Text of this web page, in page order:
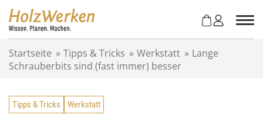
Startseite » Tipps & Tricks » Werkstatt » Lange
Schrauberbits sind (fast immer) besser
Tipps & Tricks Werkstatt